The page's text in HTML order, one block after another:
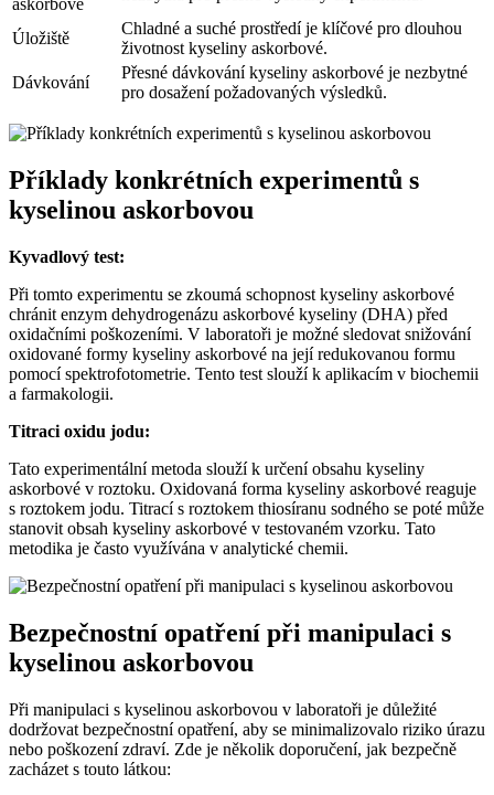
askorbové
Úložiště
Chladné a suché prostředí je klíčové pro dlouhou
životnost kyseliny askorbové.
Dávkování
Přesné dávkování kyseliny askorbové je nezbytné
pro dosažení požadovaných výsledků.
Příklady konkrétních experimentů s
kyselinou askorbovou
Kyvadlový test:
Při tomto experimentu se zkoumá schopnost kyseliny askorbové
chránit enzym dehydrogenázu askorbové kyseliny (DHA) před
oxidačními poškozeními. V laboratoři je možné sledovat snižování
oxidované formy kyseliny askorbové na její redukovanou formu
pomocí spektrofotometrie. Tento test slouží k aplikacím v biochemii
a farmakologii.
Titraci oxidu jodu:
Tato experimentální metoda slouží k určení obsahu kyseliny
askorbové v roztoku. Oxidovaná forma kyseliny askorbové reaguje
s roztokem jodu. Titrací s roztokem thiosíranu sodného se poté může
stanovit obsah kyseliny askorbové v testovaném vzorku. Tato
metodika je často využívána v analytické chemii.
Bezpečnostní opatření při manipulaci s
kyselinou askorbovou
Při manipulaci s kyselinou askorbovou v laboratoři je důležité
dodržovat bezpečnostní opatření, aby se minimalizovalo riziko úrazu
nebo poškození zdraví. Zde je několik doporučení, jak bezpečně
zacházet s touto látkou: